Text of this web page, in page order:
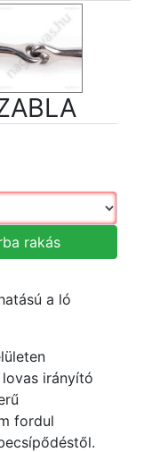
rakás
a ló
irányító
fordul